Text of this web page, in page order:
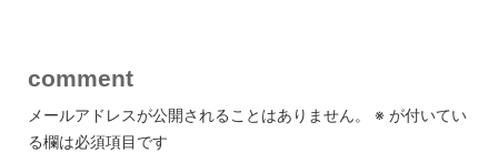
comment
メールアドレスが公開されることはありません。 ※ が付いてい
る欄は必須項目です